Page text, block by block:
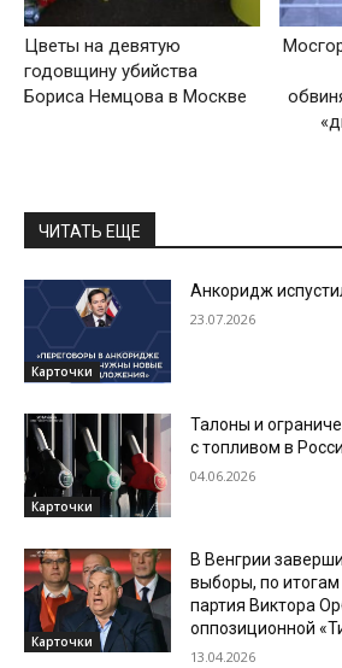
Цветы на девятую
годовщину убийства
Бориса Немцова в Москве
ЧИТАТЬ ЕЩЕ
Карточки
Анкоридж
23.07.2026
Карточки
Талоны и
с топливом в
04.06.2026
Карточки
В Венгрии
выборы, по
партия Виктора
оппозиционной
13.04.2026